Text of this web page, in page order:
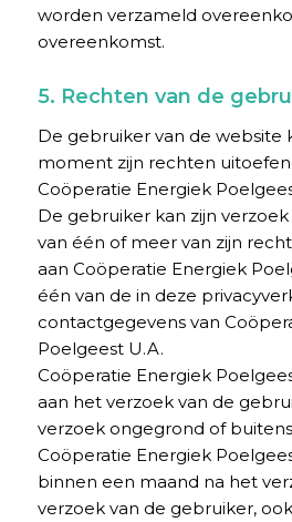
worden verzameld
overeenkomst.
5. Rechten van de
De gebruiker van de website
moment zijn rechten
Coöperatie Energiek
De gebruiker kan zijn
van één of meer van zijn
aan Coöperatie Energiek
één van de in deze
contactgegevens van
Poelgeest U.A.
Coöperatie Energiek
aan het verzoek van de
verzoek ongegrond of
Coöperatie Energiek
binnen een maand na het
verzoek van de gebruiker,